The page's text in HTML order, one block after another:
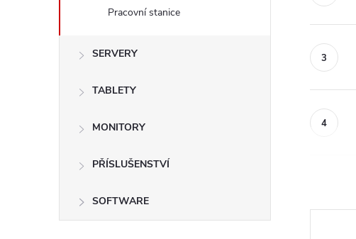
n
Pracovní stanice
SERVERY
TABLETY
MONITORY
PŘÍSLUŠENSTVÍ
SOFTWARE